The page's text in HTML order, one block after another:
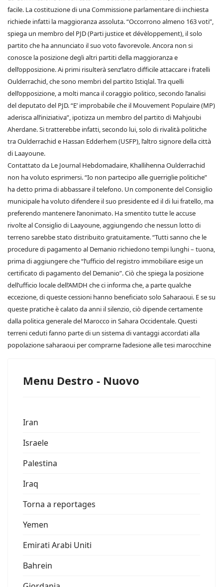
facile. La costituzione di una Commissione parlamentare di inchiesta
richiede infatti la maggioranza assoluta. “Occorrono almeno 163 voti”,
spiega un membro del PJD (Parti justice et dévèloppement), il solo
partito che ha annunciato il suo voto favorevole. Ancora non si
conosce la posizione degli altri partiti della maggioranza e
dell’opposizione. Ai primi risulterà senz’latro difficile attaccare i fratelli
Oulderrachid, che sono membri del partito Istiqlal. Tra quelli
dell’opposizione, a molti manca il coraggio politico, secondo l’analisi
del deputato del PJD. “E’ improbabile che il Mouvement Populaire (MP)
aderisca all’iniziativa”, ipotizza un membro del partito di Mahjoubi
Aherdane. Si tratterebbe infatti, secondo lui, solo di rivalità politiche
tra Oulderrachid e Hassan Edderhem (USFP), l’altro signore della città
di Laayoune.
Contattato da Le Journal Hebdomadaire, Khallihenna Oulderrachid
non ha voluto esprimersi. “Io non partecipo alle guerriglie politiche”
ha detto prima di abbassare il telefono. Un componente del Consiglio
municipale ha voluto difendere il suo presidente ed il di lui fratello, ma
preferendo mantenere l’anonimato. Ha smentito tutte le accuse
rivolte al Consiglio di Laayoune, aggiungendo che nessun lotto di
terreno sarebbe stato distribuito gratuitamente. “Tutti sanno che le
procedure di pagamento al Demanio richiedono tempi lunghi – tuona,
prima di aggiungere che “l’ufficio del registro immobiliare esige un
certificato di pagamento del Demanio”. Ciò che spiega la posizione
dell’ufficio locale dell’AMDH che ci informa che, a parte qualche
eccezione, di queste cessioni hanno beneficiato solo Saharaoui. E se su
queste pratiche è calato da anni il silenzio, ciò dipende certamente
dalla politica generale del Marocco in Sahara Occidentale. Questi
terreni ceduti fanno parte di un sistema di vantaggi accordati alla
popolazione saharaoui per comprarne l’adesione alle tesi marocchine
Menu Destro - Nuovo
Iran
Israele
Palestina
Iraq
Torna a reportages
Yemen
Emirati Arabi Uniti
Bahrein